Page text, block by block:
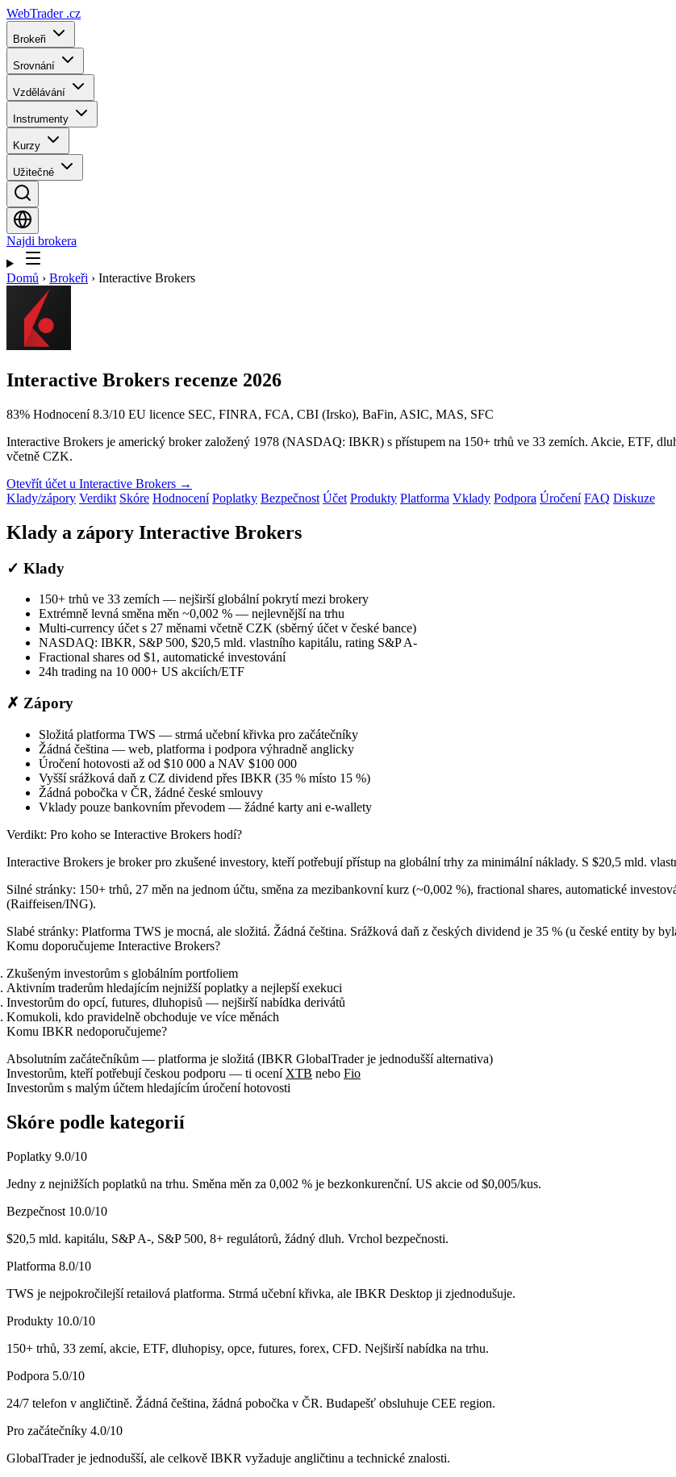
WebTrader .cz
Brokeři
Srovnání
Vzdělávání
Instrumenty
Kurzy
Užitečné
Najdi brokera
Domů › Brokeři › Interactive Brokers
Interactive Brokers recenze 2026
83% Hodnocení 8.3/10 EU licence SEC, FINRA, FCA, CBI (Irsko), BaFin, ASIC, MAS, SFC
Interactive Brokers je americký broker založený 1978 (NASDAQ: IBKR) s přístupem na 150+ trhů ve 33 zemích. Akcie, ETF,
včetně CZK.
Otevřít účet u Interactive Brokers →
Klady/zápory Verdikt Skóre Hodnocení Poplatky Bezpečnost Účet Produkty Platforma Vklady Podpora Úročení FAQ Diskuze
Klady a zápory Interactive Brokers
✓ Klady
150+ trhů ve 33 zemích — nejširší globální pokrytí mezi brokery
Extrémně levná směna měn ~0,002 % — nejlevnější na trhu
Multi-currency účet s 27 měnami včetně CZK (sběrný účet v české bance)
NASDAQ: IBKR, S&P 500, $20,5 mld. vlastního kapitálu, rating S&P A-
Fractional shares od $1, automatické investování
24h trading na 10 000+ US akciích/ETF
✗ Zápory
Složitá platforma TWS — strmá učební křivka pro začátečníky
Žádná čeština — web, platforma i podpora výhradně anglicky
Úročení hotovosti až od $10 000 a NAV $100 000
Vyšší srážková daň z CZ dividend přes IBKR (35 % místo 15 %)
Žádná pobočka v ČR, žádné české smlouvy
Vklady pouze bankovním převodem — žádné karty ani e-wallety
Verdikt: Pro koho se Interactive Brokers hodí?
Interactive Brokers je broker pro zkušené investory, kteří potřebují přístup na globální trhy za minimální náklady. S $20,5 mld.
Silné stránky: 150+ trhů, 27 měn na jednom účtu, směna za mezibankovní kurz (~0,002 %), fractional shares, automatické
(Raiffeisen/ING).
Slabé stránky: Platforma TWS je mocná, ale složitá. Žádná čeština. Srážková daň z českých dividend je 35 % (u české entity by
Komu doporučujeme Interactive Brokers?
Zkušeným investorům s globálním portfoliem
Aktivním traderům hledajícím nejnižší poplatky a nejlepší exekuci
Investorům do opcí, futures, dluhopisů — nejširší nabídka derivátů
Komukoli, kdo pravidelně obchoduje ve více měnách
Komu IBKR nedoporučujeme?
Absolutním začátečníkům — platforma je složitá (IBKR GlobalTrader je jednodušší alternativa)
Investorům, kteří potřebují českou podporu — ti ocení XTB nebo Fio
Investorům s malým účtem hledajícím úročení hotovosti
Skóre podle kategorií
Poplatky 9.0/10
Jedny z nejnižších poplatků na trhu. Směna měn za 0,002 % je bezkonkurenční. US akcie od $0,005/kus.
Bezpečnost 10.0/10
$20,5 mld. kapitálu, S&P A-, S&P 500, 8+ regulátorů, žádný dluh. Vrchol bezpečnosti.
Platforma 8.0/10
TWS je nejpokročilejší retailová platforma. Strmá učební křivka, ale IBKR Desktop ji zjednodušuje.
Produkty 10.0/10
150+ trhů, 33 zemí, akcie, ETF, dluhopisy, opce, futures, forex, CFD. Nejširší nabídka na trhu.
Podpora 5.0/10
24/7 telefon v angličtině. Žádná čeština, žádná pobočka v ČR. Budapešť obsluhuje CEE region.
Pro začátečníky 4.0/10
GlobalTrader je jednodušší, ale celkově IBKR vyžaduje angličtinu a technické znalosti.